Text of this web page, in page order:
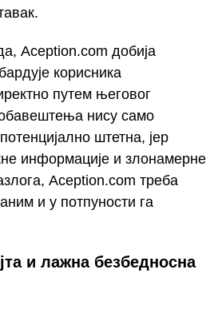
Aception.com добија
корисника
путем његовог
нису само
штетна, јер
информације и злонамерне
Aception.com треба
и у потпуности га
и лажна безбедносна